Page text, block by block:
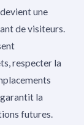
une
de visiteurs.
respecter la
la
futures.